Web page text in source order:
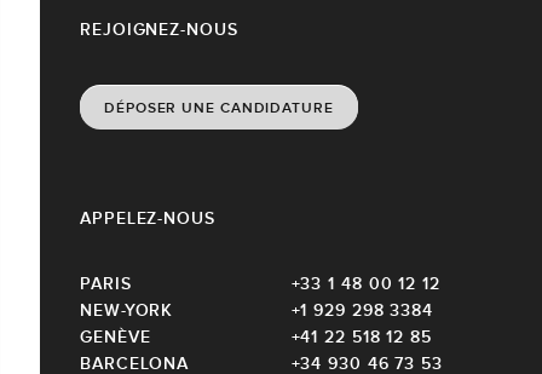
REJOIGNEZ-NOUS
DÉPOSER UNE CANDIDATURE
APPELEZ-NOUS
PARIS
+33 1 48 00 12 12
NEW-YORK
+1 929 298 3384
GENÈVE
+41 22 518 12 85
BARCELONA
+34 930 46 73 53